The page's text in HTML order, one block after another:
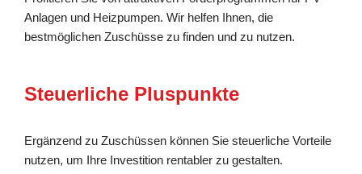
Anlagen und Heizpumpen. Wir helfen Ihnen, die
bestmöglichen Zuschüsse zu finden und zu nutzen.
Steuerliche Pluspunkte
Ergänzend zu Zuschüssen können Sie steuerliche Vorteile
nutzen, um Ihre Investition rentabler zu gestalten.